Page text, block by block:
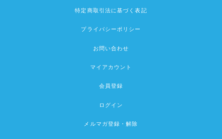
特定商取引法に基づく表記
プライバシーポリシー
お問い合わせ
マイアカウント
会員登録
ログイン
メルマガ登録・解除